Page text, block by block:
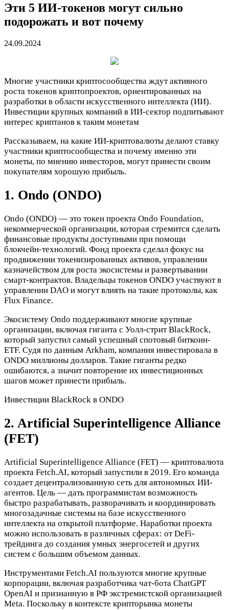
Эти 5 ИИ-токенов могут сильно
подорожать и вот почему
24.09.2024
Многие участники криптосообщества ждут активного
роста токенов криптопроектов, ориентированных на
разработки в области искусственного интеллекта (ИИ).
Инвестиции крупных компаний в ИИ-сектор подпитывают
интерес криптанов к таким монетам
Рассказываем, на какие ИИ-криптовалюты делают ставку
участники криптосообщества и почему именно эти
монеты, по мнению инвесторов, могут принести своим
покупателям хорошую прибыль.
1. Ondo (ONDO)
Ondo (ONDO) — это токен проекта Ondo Foundation,
некоммерческой организации, которая стремится сделать
финансовые продукты доступными при помощи
блокчейн-технологий. Фонд проекта сделал фокус на
продвижении токенизированных активов, управлении
казначейством для роста экосистемы и развертывании
смарт-контрактов. Владельцы токенов ONDO участвуют в
управлении DAO и могут влиять на такие протоколы, как
Flux Finance.
Экосистему Ondo поддерживают многие крупные
организации, включая гиганта с Уолл-стрит BlackRock,
который запустил самый успешный спотовый биткоин-
ETF. Судя по данным Arkham, компания инвестировала в
ONDO миллионы долларов. Такие гиганты редко
ошибаются, а значит повторение их инвестиционных
шагов может принести прибыль.
Инвестиции BlackRock в ONDO
2. Artificial Superintelligence Alliance
(FET)
Artificial Superintelligence Alliance (FET) — криптовалюта
проекта Fetch.AI, который запустили в 2019. Его команда
создает децентрализованную сеть для автономных ИИ-
агентов. Цель — дать программистам возможность
быстро разрабатывать, разворачивать и координировать
многозадачные системы на базе искусственного
интеллекта на открытой платформе. Наработки проекта
можно использовать в различных сферах: от DeFi-
трейдинга до создания умных энергосетей и других
систем с большим объемом данных.
Инструментами Fetch.AI пользуются многие крупные
корпорации, включая разработчика чат-бота ChatGPT
OpenAI и признанную в РФ экстремистской организацией
Meta. Поскольку в контексте крипторынка монеты